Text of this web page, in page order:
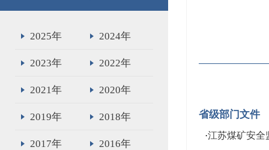
2025年 2024年
2023年 2022年
2021年 2020年
2019年 2018年
2017年 2016年
省级部门文件
·江苏煤矿安全